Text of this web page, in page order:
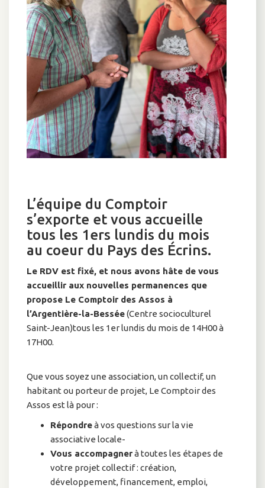
L’équipe du Comptoir
s’exporte et vous accueille
tous les 1ers lundis du mois
au coeur du Pays des Écrins.
Le RDV est fixé, et nous avons hâte de vous
accueillir aux nouvelles permanences que
propose Le Comptoir des Assos à
l’Argentière-la-Bessée(Centre socioculturel
Saint-Jean)tous les 1er lundis du mois de 14H00 à
17H00.
Que vous soyez une association, un collectif, un
habitant ou porteur de projet, Le Comptoir des
Assos est là pour :
Répondreà vos questions sur la vie
associative locale-
Vous accompagnerà toutes les étapes de
votre projet collectif : création,
développement, financement, emploi,